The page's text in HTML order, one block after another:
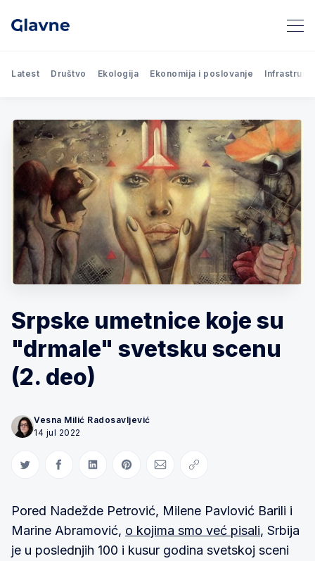
Latest Društvo Ekologija Ekonomija i poslovanje
Srpske umetnice koje su
"drmale" svetsku scenu
(2. deo)
Vesna Milić Radosavljević
14 jul 2022
Share on Twitter
Share on Facebook
Share on LinkedIn
Share on Pinterest
Share via Email
Copy link
Pored Nadežde Petrović, Milene Pavlović Barili i
Marine Abramović, o kojima smo već pisali, Srbija
je u poslednjih 100 i kusur godina svetskoj sceni